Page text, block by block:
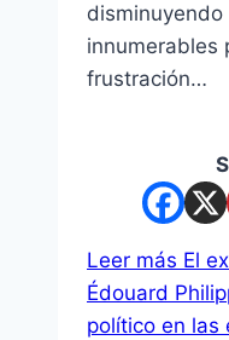
innumerables
frustración…
Leer más El
Édouard
político en las